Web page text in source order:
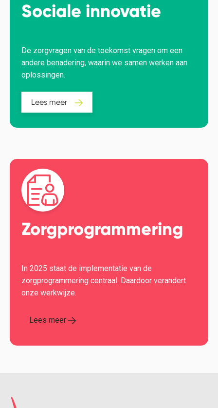
Sociale innovatie
De zorgvragen van de toekomst vragen om een
andere benadering, waarin we samen werken aan
oplossingen.
Lees meer
Zorgprogrammering
In 2025 staat de implementatie van de
zorgprogrammering centraal. Daardoor verandert
onze werkwijze.
Lees meer